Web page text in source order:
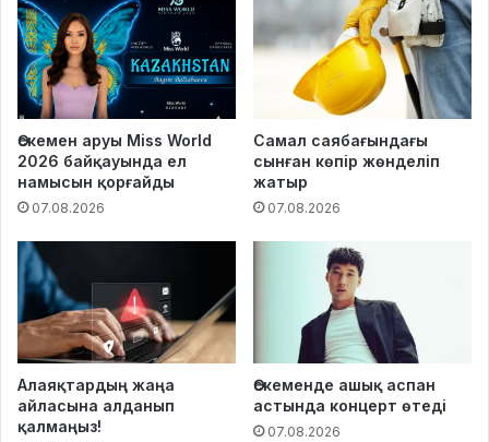
Өскемен аруы Miss World
2026 байқауында ел
намысын қорғайды
07.08.2026
Самал саябағындағы
сынған көпір жөнделіп
жатыр
07.08.2026
Алаяқтардың жаңа
айласына алданып
қалмаңыз!
Өскеменде ашық аспан
астында концерт өтеді
07.08.2026